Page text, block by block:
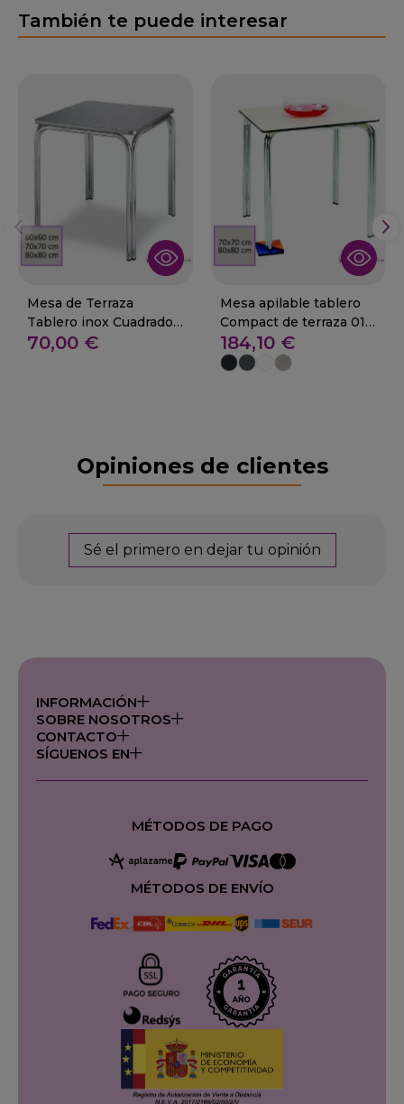
También te puede interesar
Mesa de Terraza
Tablero inox Cuadrado -
29 ARIA
70,00 €
Mesa apilable tablero
Compact de terraza 01-
LURGOS
184,10 €
Opiniones de clientes
Sé el primero en dejar tu opinión
INFORMACIÓN
SOBRE NOSOTROS
CONTACTO
SÍGUENOS EN
MÉTODOS DE PAGO
MÉTODOS DE ENVÍO